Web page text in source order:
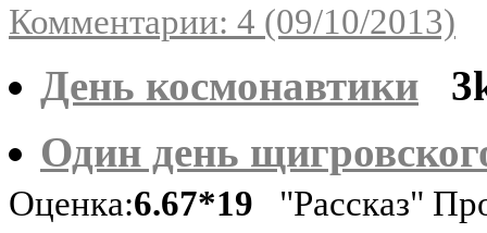
Комментарии: 4 (09/10/2013)
День космонавтики
Один день
Оценка:6.67*19 "Рассказ"